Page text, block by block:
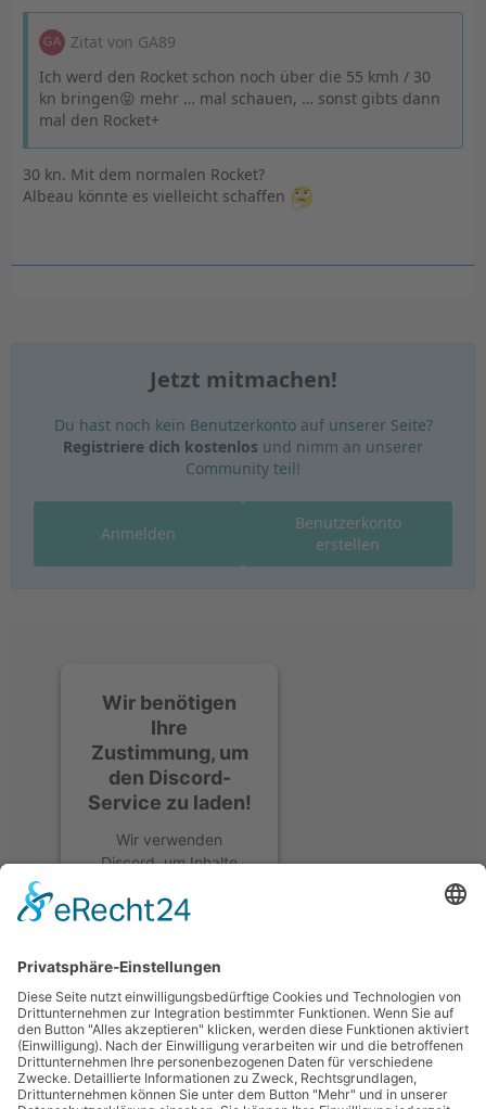
Zitat von GA89
Ich werd den Rocket schon noch über die 55 kmh / 30
kn bringen😝 mehr … mal schauen, … sonst gibts dann
mal den Rocket+
30 kn. Mit dem normalen Rocket?
Albeau könnte es vielleicht schaffen
Jetzt mitmachen!
Du hast noch kein Benutzerkonto auf unserer Seite?
Registriere dich kostenlos und nimm an unserer
Community teil!
Benutzerkonto
erstellen
Anmelden
Wir benötigen
Ihre
Zustimmung, um
den Discord-
Service zu laden!
Wir verwenden
Discord, um Inhalte
Service kann Daten zu
Sie die Details durch
und stimmen Sie der
Nutzung des Service
zu, um diese Inhalte
anzuzeigen.